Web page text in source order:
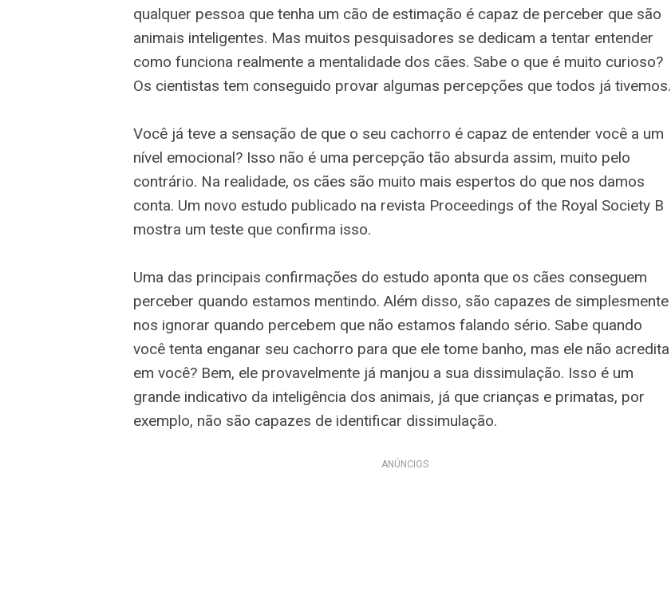
qualquer pessoa que tenha um cão de estimação é capaz de perceber que são
animais inteligentes. Mas muitos pesquisadores se dedicam a tentar entender
como funciona realmente a mentalidade dos cães. Sabe o que é muito curioso?
Os cientistas tem conseguido provar algumas percepções que todos já tivemos.
Você já teve a sensação de que o seu cachorro é capaz de entender você a um
nível emocional? Isso não é uma percepção tão absurda assim, muito pelo
contrário. Na realidade, os cães são muito mais espertos do que nos damos
conta. Um novo estudo publicado na revista Proceedings of the Royal Society B
mostra um teste que confirma isso.
Uma das principais confirmações do estudo aponta que os cães conseguem
perceber quando estamos mentindo. Além disso, são capazes de simplesmente
nos ignorar quando percebem que não estamos falando sério. Sabe quando
você tenta enganar seu cachorro para que ele tome banho, mas ele não acredita
em você? Bem, ele provavelmente já manjou a sua dissimulação. Isso é um
grande indicativo da inteligência dos animais, já que crianças e primatas, por
exemplo, não são capazes de identificar dissimulação.
ANÚNCIOS